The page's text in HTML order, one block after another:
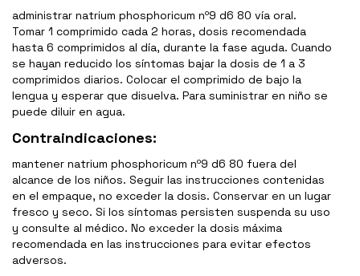
administrar natrium phosphoricum nº9 d6 80 vía oral.
Tomar 1 comprimido cada 2 horas, dosis recomendada
hasta 6 comprimidos al día, durante la fase aguda. Cuando
se hayan reducido los síntomas bajar la dosis de 1 a 3
comprimidos diarios. Colocar el comprimido de bajo la
lengua y esperar que disuelva. Para suministrar en niño se
puede diluir en agua.
Contraindicaciones:
mantener natrium phosphoricum nº9 d6 80 fuera del
alcance de los niños. Seguir las instrucciones contenidas
en el empaque, no exceder la dosis. Conservar en un lugar
fresco y seco. Si los síntomas persisten suspenda su uso
y consulte al médico. No exceder la dosis máxima
recomendada en las instrucciones para evitar efectos
adversos.